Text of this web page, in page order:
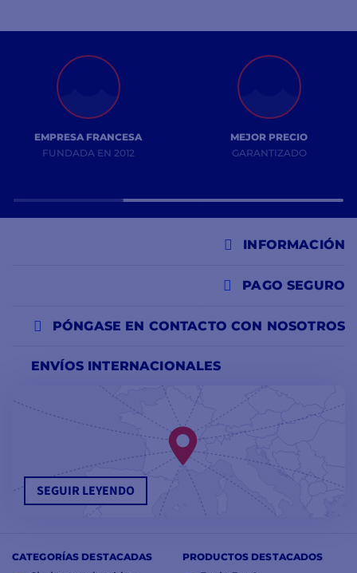
EMPRESA FRANCESA
FUNDADA EN 2012
MEJOR PRECIO
GARANTIZADO
INFORMACIÓN
CATEGORÍAS DESTACADAS PRODUCTOS DESTACADOS
ENVÍOS INTERNACIONALES
SEGUIR LEYENDO
PÓNGASE EN CONTACTO CON NOSOTROS
PAGO SEGURO